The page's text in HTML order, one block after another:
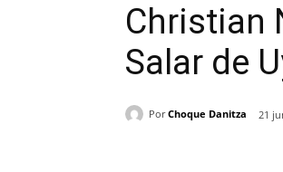
Christian
Salar de
Por Choque Danitza 21